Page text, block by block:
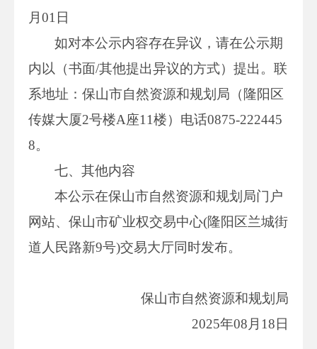
月01日
如对本公示内容存在异议，请在公示期
内以（书面/其他提出异议的方式）提出。联
系地址：保山市自然资源和规划局（隆阳区
传媒大厦2号楼A座11楼）电话0875-222445
8。
七、其他内容
本公示在保山市自然资源和规划局门户
网站、保山市矿业权交易中心(隆阳区兰城街
道人民路新9号)交易大厅同时发布。
保山市自然资源和规划局
2025年08月18日